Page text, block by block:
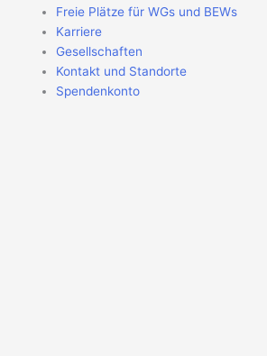
Freie Plätze für WGs und BEWs
Karriere
Gesellschaften
Kontakt und Standorte
Spendenkonto